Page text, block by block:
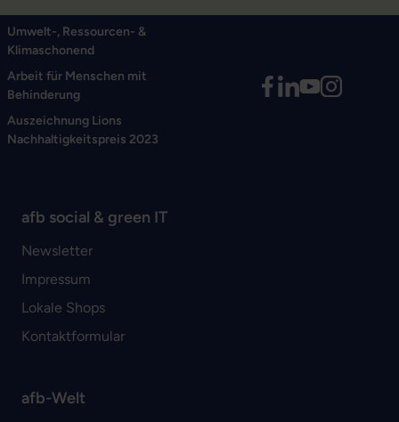
Umwelt-, Ressourcen- &
Klimaschonend
Arbeit für Menschen mit
Behinderung
Auszeichnung Lions
Nachhaltigkeitspreis 2023
afb social & green IT
Newsletter
Impressum
Lokale Shops
Kontaktformular
afb-Welt